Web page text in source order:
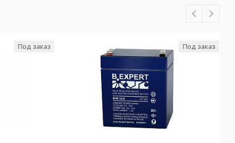
Под заказ Под заказ